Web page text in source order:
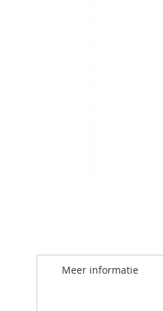
the
imagesMeer informatie